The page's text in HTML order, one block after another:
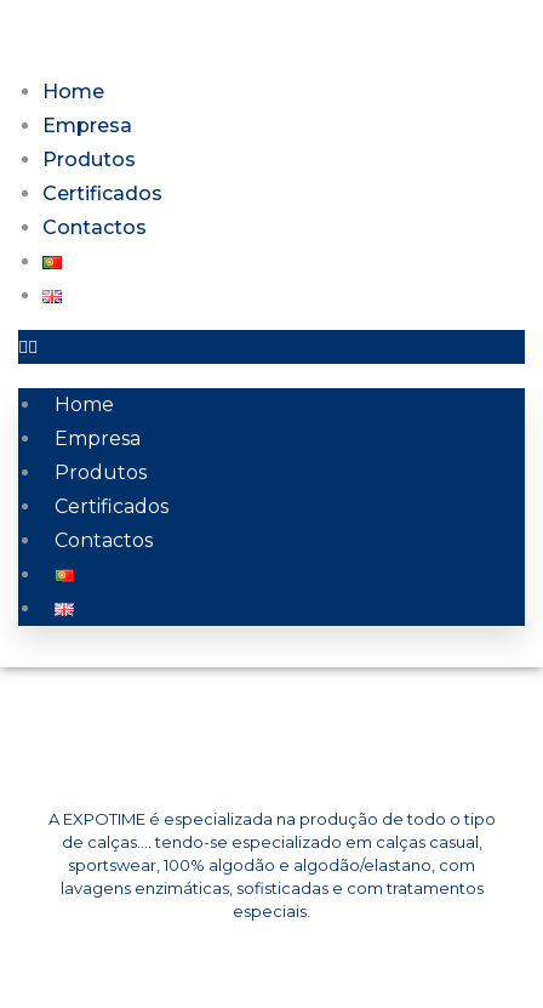
Home
Empresa
Produtos
Certificados
Contactos
Home
Empresa
Produtos
Certificados
Contactos
A EXPOTIME é especializada na produção de todo o tipo
de calças…. tendo-se especializado em calças casual,
sportswear, 100% algodão e algodão/elastano, com
lavagens enzimáticas, sofisticadas e com tratamentos
especiais.